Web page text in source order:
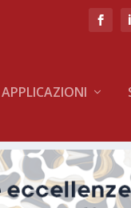
APPLICAZIONI